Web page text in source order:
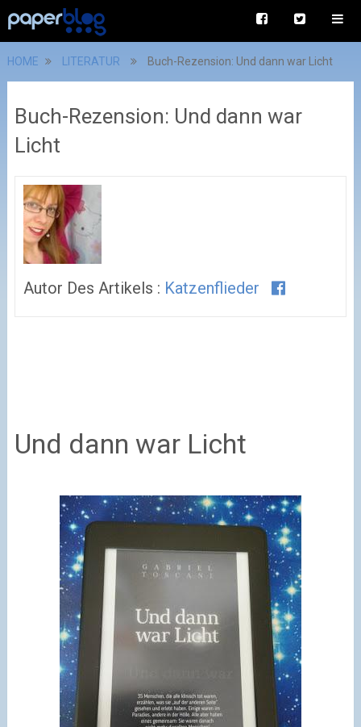
HOME LITERATUR Buch-Rezension: Und dann war Licht
Buch-Rezension: Und dann war
Licht
Autor Des Artikels : Katzenflieder
Und dann war Licht